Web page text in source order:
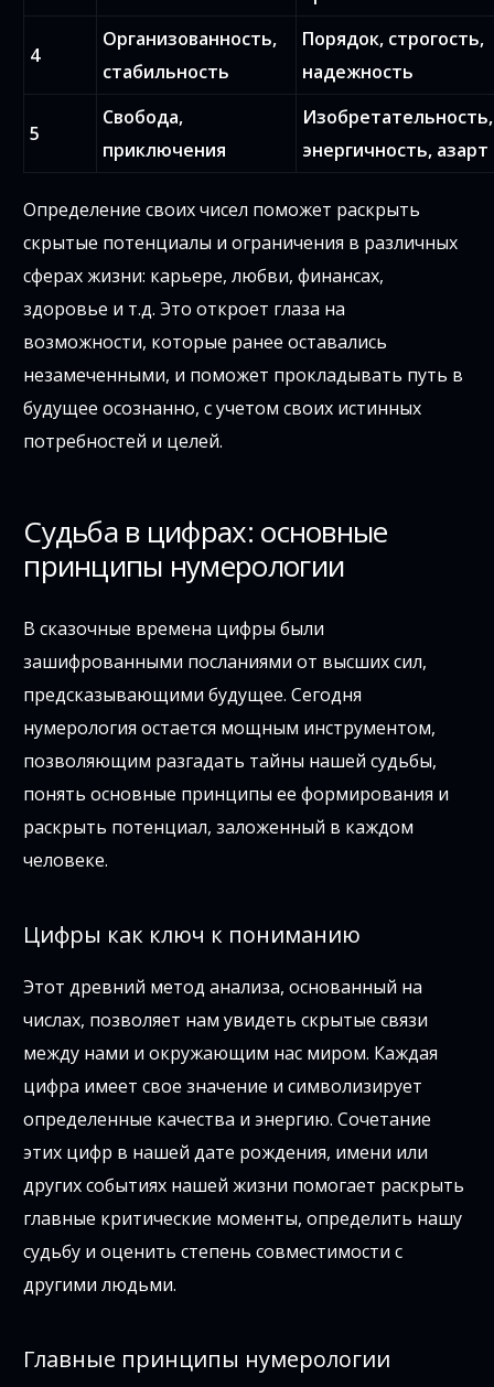
4
Организованность,
стабильность
Порядок, строгость,
надежность
5
Свобода,
приключения
Изобретательность,
энергичность, азарт
Определение своих чисел поможет раскрыть
скрытые потенциалы и ограничения в различных
сферах жизни: карьере, любви, финансах,
здоровье и т.д. Это откроет глаза на
возможности, которые ранее оставались
незамеченными, и поможет прокладывать путь в
будущее осознанно, с учетом своих истинных
потребностей и целей.
Судьба в цифрах: основные
принципы нумерологии
В сказочные времена цифры были
зашифрованными посланиями от высших сил,
предсказывающими будущее. Сегодня
нумерология остается мощным инструментом,
позволяющим разгадать тайны нашей судьбы,
понять основные принципы ее формирования и
раскрыть потенциал, заложенный в каждом
человеке.
Цифры как ключ к пониманию
Этот древний метод анализа, основанный на
числах, позволяет нам увидеть скрытые связи
между нами и окружающим нас миром. Каждая
цифра имеет свое значение и символизирует
определенные качества и энергию. Сочетание
этих цифр в нашей дате рождения, имени или
других событиях нашей жизни помогает раскрыть
главные критические моменты, определить нашу
судьбу и оценить степень совместимости с
другими людьми.
Главные принципы нумерологии